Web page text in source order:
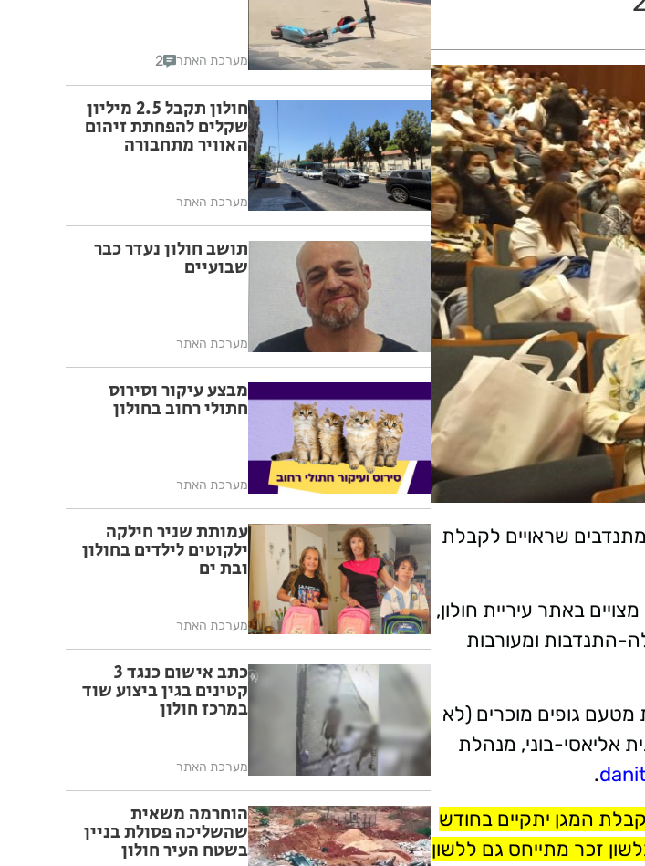
שראויים לקבלת
באתר עיריית חולון,
התנדבות ומעורבות
מטעם גופים מוכרים (לא
אליאסי-בוני, מנהלת
.
המגן יתקיים בחודש
זכר מתייחס גם ללשון
מערכת האתר 2
חולון תקבל 2.5 מיליון
שקלים להפחתת זיהום
האוויר מתחבורה
מערכת האתר
תושב חולון נעדר כבר
שבועיים
מערכת האתר
מבצע עיקור וסירוס
חתולי רחוב בחולון
מערכת האתר
עמותת שניר חילקה
ילקוטים לילדים בחולון
ובת ים
מערכת האתר
כתב אישום כנגד 3
קטינים בגין ביצוע שוד
במרכז חולון
מערכת האתר
הוחרמה משאית
שהשליכה פסולת בניין
בשטח העיר חולון